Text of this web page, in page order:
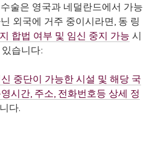
술은 영국과 네덜란드에서 가능
외국에 거주 중이시라면, 동 링
합법 여부 및 임신 중지 가능 시
습니다:
중단이 가능한 시설 및 해당 국
시간, 주소, 전화번호등 상세 정
다.